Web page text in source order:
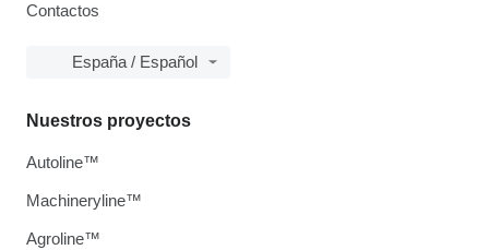
Contactos
España / Español
Nuestros proyectos
Autoline™
Machineryline™
Agroline™